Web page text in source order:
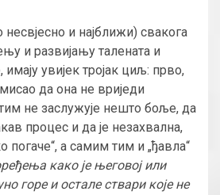
несвјесно и најближи) свакога
и развијању талената и
увијек тројак циљ: прво,
да она не вриједи
не заслужује нешто боље, да
процес и да је незахвална,
погаче“, а самим тим и „ђавла“
како је његовој или
горе и остале ствари које не